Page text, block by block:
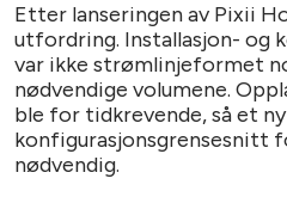
Etter lanseringen av Pixii
utfordring. Installasjon- og
var ikke strømlinjeformet
nødvendige volumene.
ble for tidkrevende, så et
konfigurasjonsgrensesnitt
nødvendig.